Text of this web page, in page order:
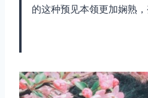
的这种预见本领更加娴熟，